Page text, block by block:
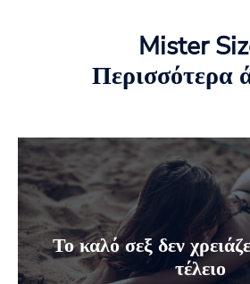
Mister
Περισσότερα
Το καλό σεξ δεν
τέλειο